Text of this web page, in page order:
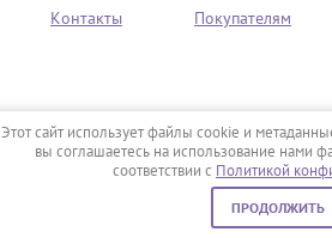
Этот сайт использует файлы cookie и
вы соглашаетесь на использование нами
соответствии с Политикой
ПРОДОЛЖИТЬ
0
Контакты
Покупателям